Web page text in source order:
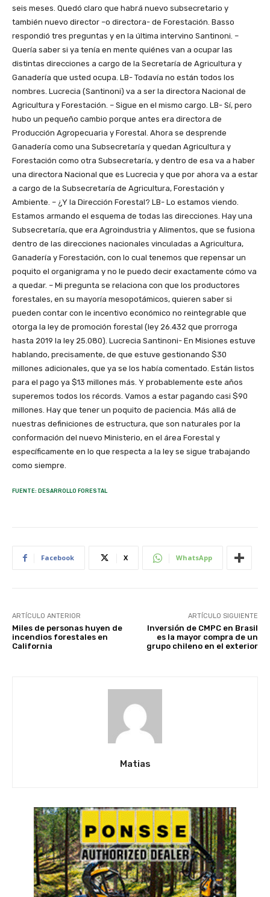
seis meses. Quedó claro que habrá nuevo subsecretario y
también nuevo director –o directora- de Forestación. Basso
respondió tres preguntas y en la última intervino Santinoni. –
Quería saber si ya tenía en mente quiénes van a ocupar las
distintas direcciones a cargo de la Secretaría de Agricultura y
Ganadería que usted ocupa. LB- Todavía no están todos los
nombres. Lucrecia (Santinoni) va a ser la directora Nacional de
Agricultura y Forestación. – Sigue en el mismo cargo. LB- Sí, pero
hubo un pequeño cambio porque antes era directora de
Producción Agropecuaria y Forestal. Ahora se desprende
Ganadería como una Subsecretaría y quedan Agricultura y
Forestación como otra Subsecretaría, y dentro de esa va a haber
una directora Nacional que es Lucrecia y que por ahora va a estar
a cargo de la Subsecretaría de Agricultura, Forestación y
Ambiente. – ¿Y la Dirección Forestal? LB- Lo estamos viendo.
Estamos armando el esquema de todas las direcciones. Hay una
Subsecretaría, que era Agroindustria y Alimentos, que se fusiona
dentro de las direcciones nacionales vinculadas a Agricultura,
Ganadería y Forestación, con lo cual tenemos que repensar un
poquito el organigrama y no le puedo decir exactamente cómo va
a quedar. – Mi pregunta se relaciona con que los productores
forestales, en su mayoría mesopotámicos, quieren saber si
pueden contar con le incentivo económico no reintegrable que
otorga la ley de promoción forestal (ley 26.432 que prorroga
hasta 2019 la ley 25.080). Lucrecia Santinoni- En Misiones estuve
hablando, precisamente, de que estuve gestionando $30
millones adicionales, que ya se los había comentado. Están listos
para el pago ya $13 millones más. Y probablemente este años
superemos todos los récords. Vamos a estar pagando casi $90
millones. Hay que tener un poquito de paciencia. Más allá de
nuestras definiciones de estructura, que son naturales por la
conformación del nuevo Ministerio, en el área Forestal y
específicamente en lo que respecta a la ley se sigue trabajando
como siempre.
FUENTE: DESARROLLO FORESTAL
Facebook X WhatsApp
ARTÍCULO ANTERIOR
Miles de personas huyen de
incendios forestales en
California
ARTÍCULO SIGUIENTE
Inversión de CMPC en Brasil
es la mayor compra de un
grupo chileno en el exterior
Matias